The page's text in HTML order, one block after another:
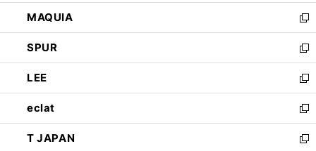
ン
ド
ウ
で
開
く
ウ
ィ
ン
ド
ウ
で
開
く
し
い
ウ
ィ
ン
ド
ウ
で
開
く
MAQUIA
新
し
い
ウ
ィ
ン
ド
ウ
で
SPUR
新
し
い
ウ
ィ
ン
ド
LEE
新
し
い
ウ
ィ
eclat
新
し
い
T JAPAN
新